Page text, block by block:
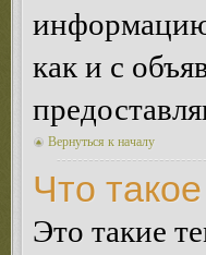
как и с
Вернуться к началу
Что
Это такие